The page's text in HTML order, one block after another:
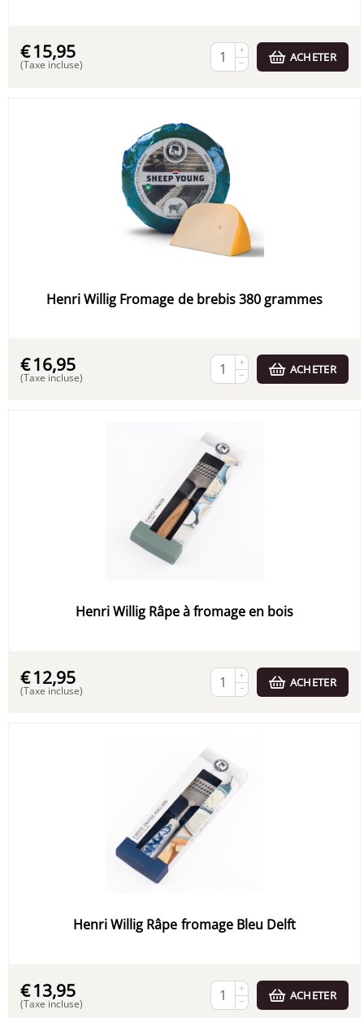
€15,95
(Taxe incluse)
+
−
ACHETER
Henri Willig Fromage de brebis 380 grammes
€16,95
(Taxe incluse)
+
−
ACHETER
Henri Willig Râpe à fromage en bois
€12,95
(Taxe incluse)
+
−
ACHETER
Henri Willig Râpe fromage Bleu Delft
€13,95
(Taxe incluse)
+
−
ACHETER